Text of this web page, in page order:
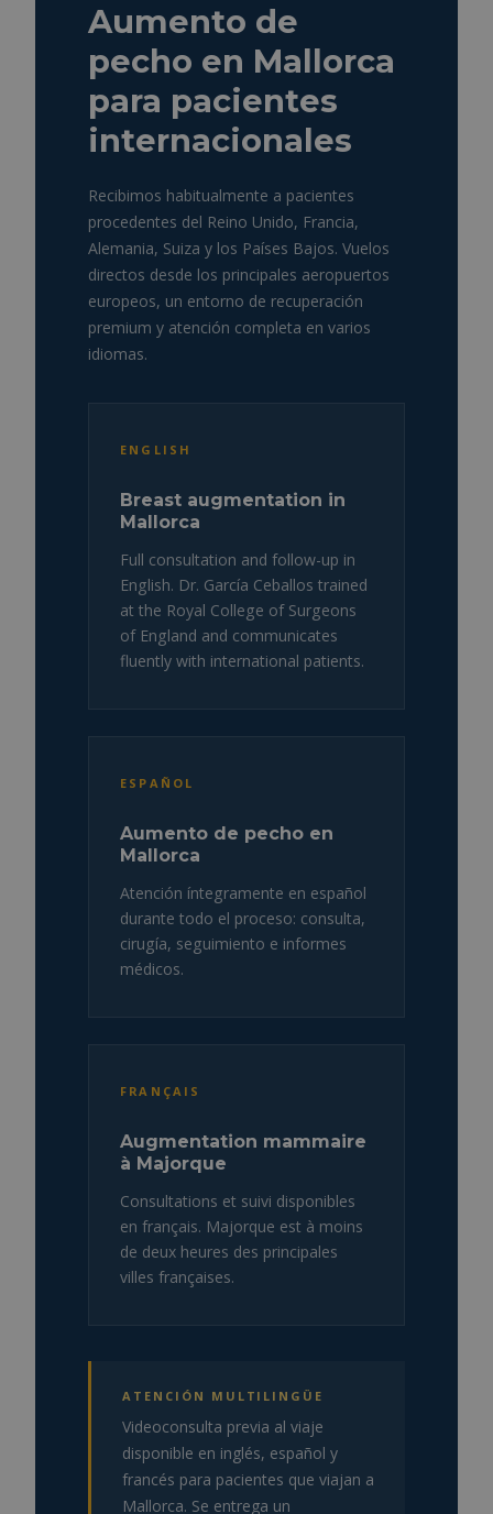
Aumento de
pecho en Mallorca
para pacientes
internacionales
Recibimos habitualmente a pacientes
procedentes del Reino Unido, Francia,
Alemania, Suiza y los Países Bajos. Vuelos
directos desde los principales aeropuertos
europeos, un entorno de recuperación
premium y atención completa en varios
idiomas.
ENGLISH
Breast augmentation in
Mallorca
Full consultation and follow-up in
English. Dr. García Ceballos trained
at the Royal College of Surgeons
of England and communicates
fluently with international patients.
ESPAÑOL
Aumento de pecho en
Mallorca
Atención íntegramente en español
durante todo el proceso: consulta,
cirugía, seguimiento e informes
médicos.
FRANÇAIS
Augmentation mammaire
à Majorque
Consultations et suivi disponibles
en français. Majorque est à moins
de deux heures des principales
villes françaises.
ATENCIÓN MULTILINGÜE
Videoconsulta previa al viaje
disponible en inglés, español y
francés para pacientes que viajan a
Mallorca. Se entrega un